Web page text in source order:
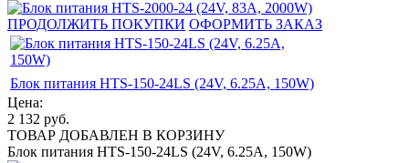
ПРОДОЛЖИТЬ ПОКУПКИ ОФОРМИТЬ ЗАКАЗ
Блок питания HTS-150-24LS (24V, 6.25A, 150W)
Цена:
2 132 руб.
ТОВАР ДОБАВЛЕН В КОРЗИНУ
Блок питания HTS-150-24LS (24V, 6.25A, 150W)